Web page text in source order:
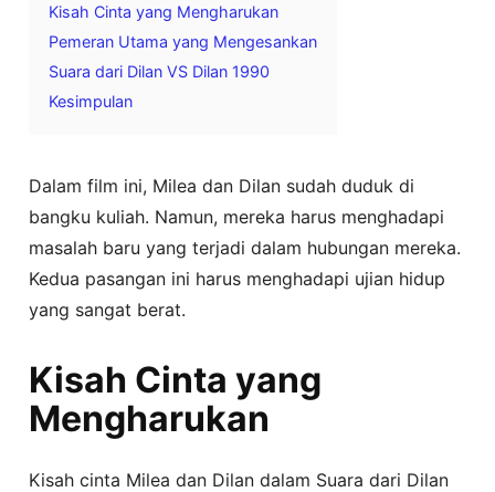
Kisah Cinta yang Mengharukan
Pemeran Utama yang Mengesankan
Suara dari Dilan VS Dilan 1990
Kesimpulan
Dalam film ini, Milea dan Dilan sudah duduk di
bangku kuliah. Namun, mereka harus menghadapi
masalah baru yang terjadi dalam hubungan mereka.
Kedua pasangan ini harus menghadapi ujian hidup
yang sangat berat.
Kisah Cinta yang
Mengharukan
Kisah cinta Milea dan Dilan dalam Suara dari Dilan